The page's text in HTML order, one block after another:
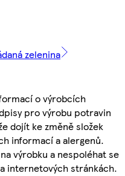
zelenina
o výrobcích
pro výrobu potravin
dojít ke změně složek
informací a alergenů.
výrobku a nespoléhat se
internetových stránkách.